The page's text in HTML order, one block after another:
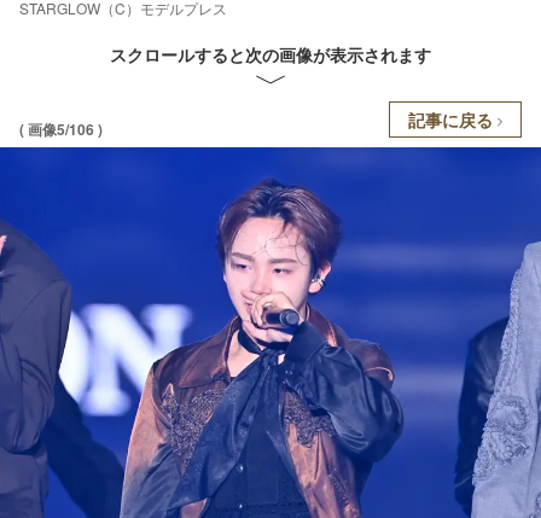
STARGLOW（C）モデルプレス
スクロールすると次の画像が表示されます
( 画像5/106 ) 記事に戻る